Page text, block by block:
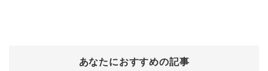
あなたにおすすめの記事